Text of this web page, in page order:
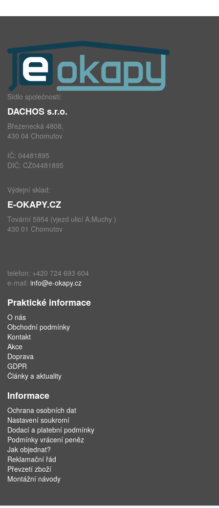
Sídlo společnosti:
DACHOS s.r.o.
Březenecká 4808,
430 04 Chomutov
IČ: 04481895
DIČ: CZ04481895
Výdejní sklad:
E-OKAPY.CZ
Tovární 5954 (vjezd ulicí A.Muchy )
430 01 Chomutov
telefon: +420 724 693 604
e-mail: info@e-okapy.cz
Praktické informace
O nás
Obchodní podmínky
Kontakt
Akce
Doprava
GDPR
Články a aktuality
Informace
Ochrana osobních dat
Nastavení soukromí
Dodací a platební podmínky
Podmínky vrácení peněz
Jak objednat?
Reklamační řád
Převzetí zboží
Montážní návody